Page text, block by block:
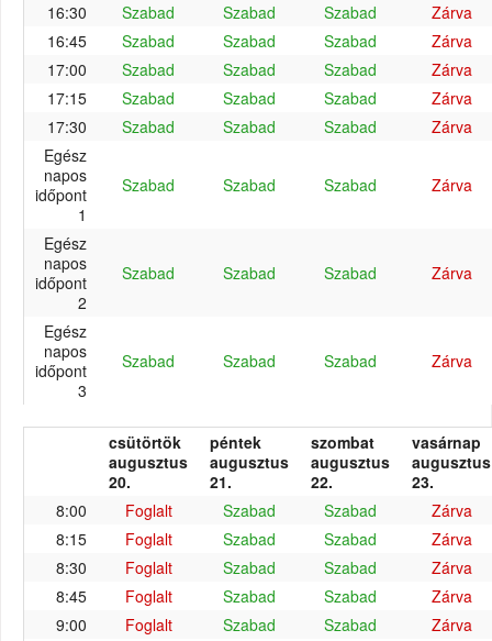
16:30 Szabad Szabad Szabad
Zárva
16:45
Szabad Szabad Szabad
Zárva
17:00
Szabad Szabad Szabad
Zárva
17:15
Szabad Szabad Szabad
Zárva
17:30
Szabad Szabad Szabad
Zárva
Egész
napos
időpont
1
Szabad Szabad Szabad Zárva
Egész
napos
időpont
2
Szabad Szabad Szabad Zárva
Egész
napos
időpont
3
Szabad Szabad Szabad Zárva
csütörtök
augusztus
20.
péntek
augusztus
21.
szombat
augusztus
22.
vasárnap
augusztus
23.
8:00
Foglalt Szabad Szabad
Zárva
8:15
Foglalt Szabad Szabad
Zárva
8:30
Foglalt Szabad Szabad
Zárva
8:45
Foglalt Szabad Szabad
Zárva
9:00
Foglalt Szabad Szabad
Zárva